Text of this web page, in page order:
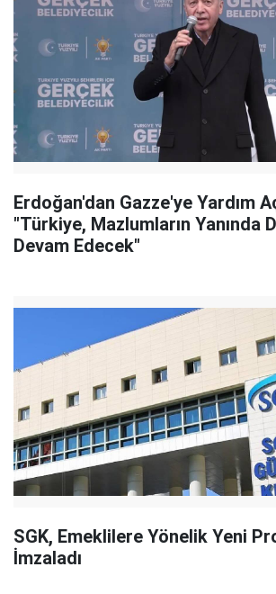
Erdoğan'dan Gazze'ye Yardım
"Türkiye, Mazlumların Yanında
Devam Edecek"
SGK, Emeklilere Yönelik Yeni
İmzaladı